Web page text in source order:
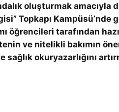
oluşturmak amacıyla
Topkapı
öğrencileri tarafından
ve nitelikli bakımın
okuryazarlığını